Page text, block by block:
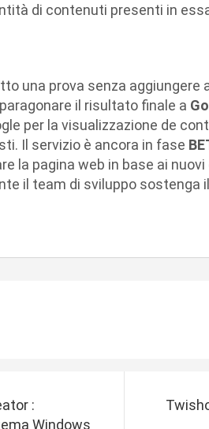
di contenuti presenti in
una prova senza
il risultato finale a
per la visualizzazione de
Il servizio è ancora in fase
la pagina web in base ai
il team di sviluppo sostenga
:
Windows